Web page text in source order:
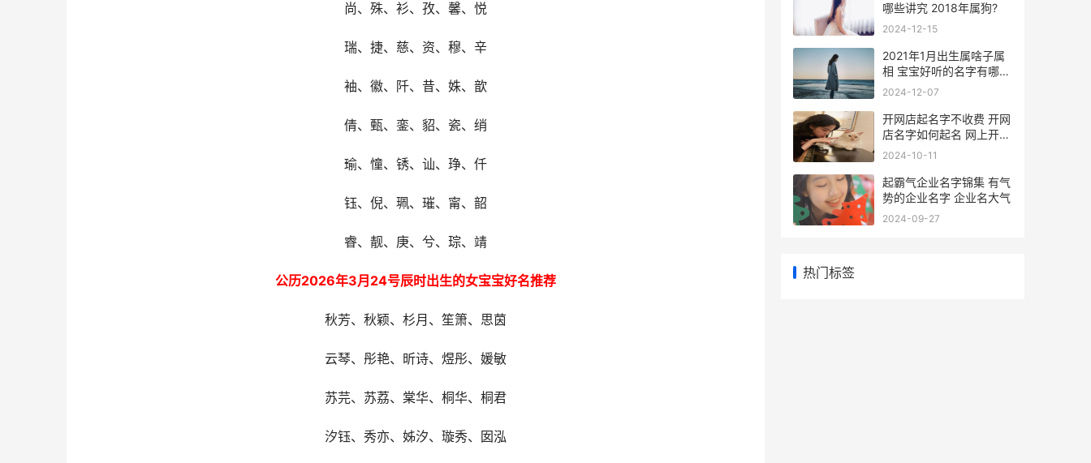
尚、殊、衫、孜、馨、悦
瑞、捷、慈、资、穆、辛
袖、徽、阡、昔、姝、歆
倩、甄、銮、貂、瓷、绡
瑜、憧、锈、讪、琤、仟
钰、倪、珮、璀、甯、韶
睿、靓、庚、兮、琮、靖
公历2026年3月24号辰时出生的女宝宝好名推荐
秋芳、秋颖、杉月、笙箫、思茵
云琴、彤艳、昕诗、煜彤、媛敏
苏芫、苏荔、棠华、桐华、桐君
汐钰、秀亦、姊汐、璇秀、囡泓
哪些讲究 2018年属狗?
2024-12-15
2021年1月出生属啥子属
相 宝宝好听的名字有哪些
2021年1月出生属于什么
2024-12-07
开网店起名字不收费 开网
店名字如何起名 网上开店
名字
2024-10-11
起霸气企业名字锦集 有气
势的企业名字 企业名大气
2024-09-27
热门标签